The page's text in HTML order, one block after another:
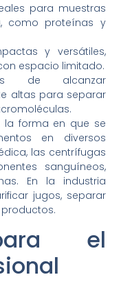
para muestras
como proteínas y
y versátiles,
espacio limitado.
de alcanzar
altas para separar
la forma en que se
en diversos
las centrífugas
sanguíneos,
En la industria
jugos, separar
el